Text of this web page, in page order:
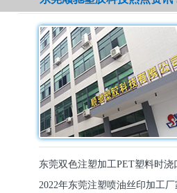
东莞双色注塑加工PET塑料时
2022年东莞注塑喷油丝印加工